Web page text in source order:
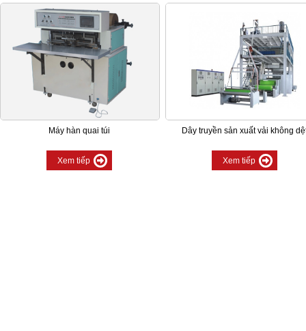
Máy hàn quai túi
Xem tiếp
Dây truyền sản xuất vải không
Xem tiếp